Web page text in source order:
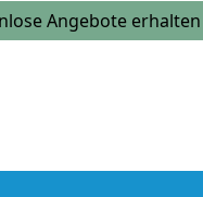
Angebote erhalten